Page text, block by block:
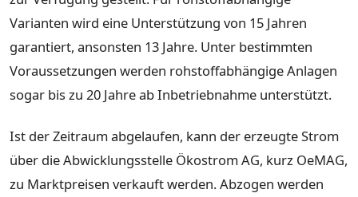
Varianten wird eine Unterstützung von 15 Jahren
garantiert, ansonsten 13 Jahre. Unter bestimmten
Voraussetzungen werden rohstoffabhängige Anlagen
sogar bis zu 20 Jahre ab Inbetriebnahme unterstützt.
Ist der Zeitraum abgelaufen, kann der erzeugte Strom
über die Abwicklungsstelle Ökostrom AG, kurz OeMAG,
zu Marktpreisen verkauft werden. Abzogen werden